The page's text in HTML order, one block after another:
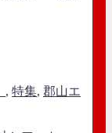
, 特集, 郡山エ